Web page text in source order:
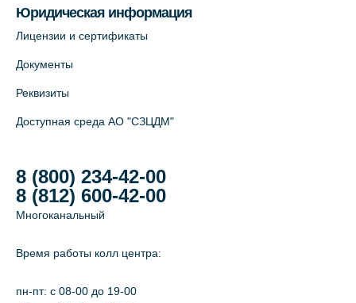
Юридическая информация
Лицензии и сертификаты
Документы
Реквизиты
Доступная среда АО "СЗЦДМ"
8 (800) 234-42-00
8 (812) 600-42-00
Многоканальный
Время работы колл центра:
пн-пт: c 08-00 до 19-00